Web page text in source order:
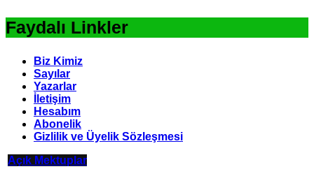
Faydalı Linkler
Biz Kimiz
Sayılar
Yazarlar
İletişim
Hesabım
Abonelik
Gizlilik ve Üyelik Sözleşmesi
Açık Mektuplar